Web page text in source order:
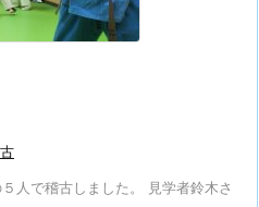
人で稽古しました。 見学者鈴木さ